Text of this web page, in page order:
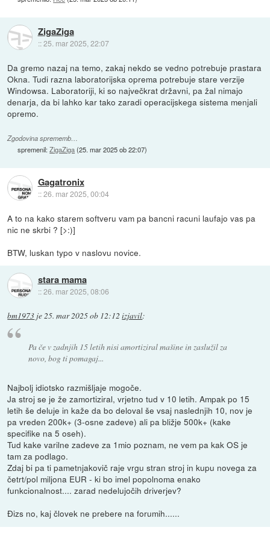
ZigaZiga
::25. mar 2025, 22:07
Da gremo nazaj na temo, zakaj nekdo se vedno potrebuje prastara
Okna. Tudi razna laboratorijska oprema potrebuje stare verzije
Windowsa. Laboratoriji, ki so največkrat državni, pa žal nimajo
denarja, da bi lahko kar tako zaradi operacijskega sistema menjali
opremo.
Zgodovina sprememb…
spremenil:ZigaZiga(25. mar 2025 ob 22:07)
Gagatronix
::26. mar 2025, 00:04
A to na kako starem softveru vam pa bancni racuni laufajo vas pa
nic ne skrbi ? [>:)]
BTW, luskan typo v naslovu novice.
stara mama
::26. mar 2025, 08:06
bm1973 je25. mar 2025 ob 12:12 izjavil:
Pa če v zadnjih 15 letih nisi amortiziral mašine in zaslužil za
novo, bog ti pomagaj...
Najbolj idiotsko razmišljaje mogoče.
Ja stroj se je že zamortiziral, vrjetno tud v 10 letih. Ampak po 15
letih še deluje in kaže da bo deloval še vsaj naslednjih 10, nov je
pa vreden 200k+ (3-osne zadeve) ali pa bližje 500k+ (kake
specifike na 5 oseh).
Tud kake varilne zadeve za 1mio poznam, ne vem pa kak OS je
tam za podlago.
Zdaj bi pa ti pametnjakovič raje vrgu stran stroj in kupu novega za
četrt/pol miljona EUR - ki bo imel popolnoma enako
funkcionalnost.... zarad nedelujočih driverjev?
Đizs no, kaj človek ne prebere na forumih......